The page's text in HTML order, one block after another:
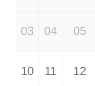
03 04 05
10 11 12